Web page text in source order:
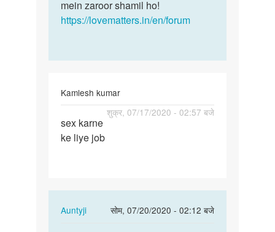
mein zaroor shamil ho!
https://lovematters.in/en/forum
Kamlesh kumar
शुक्र, 07/17/2020 - 02:57 बजे
Boor
chodne
sex karne
ke liye job
Auntyji
सोम, 07/20/2020 - 02:12 बजे
In